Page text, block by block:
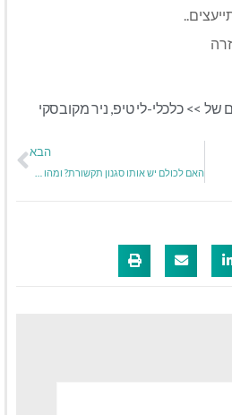
של >> כלכלי-לי טיפ, ניר מקובסקי
הבא